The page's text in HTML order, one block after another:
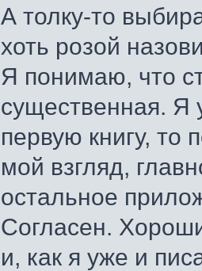
А толку-то
хоть розой
Я понимаю, что
существенная. Я
первую книгу, то
мой взгляд,
остальное
Согласен.
и, как я уже и